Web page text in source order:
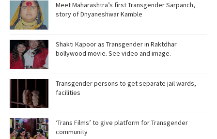
Meet Maharashtra’s first Transgender Sarpanch,
story of Dnyaneshwar Kamble
Shakti Kapoor as Transgender in Raktdhar
bollywood movie. See video and image.
Transgender persons to get separate jail wards,
facilities
‘Trans Films’ to give platform for Transgender
community